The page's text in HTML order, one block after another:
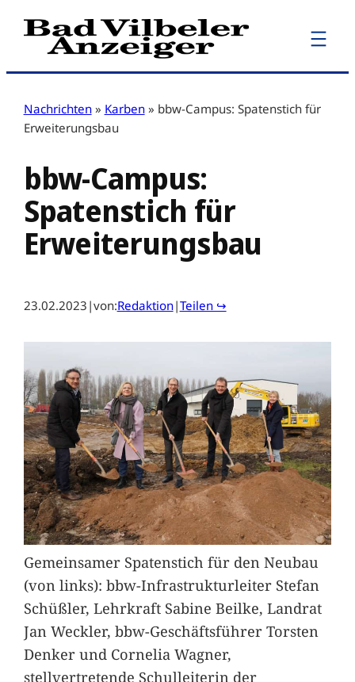
Zum
Inhalt
Nachrichten » Karben » bbw-Campus: Spatenstich für
Erweiterungsbau
bbw-Campus:
Spatenstich für
Erweiterungsbau
23.02.2023 |von:Redaktion|Teilen ↪
Gemeinsamer Spatenstich für den Neubau
(von links): bbw-Infrastrukturleiter Stefan
Schüßler, Lehrkraft Sabine Beilke, Landrat
Jan Weckler, bbw-Geschäftsführer Torsten
Denker und Cornelia Wagner,
stellvertretende Schulleiterin der